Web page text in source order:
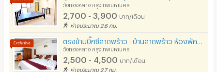
อนุญาตให้เลี้ยงสัตว์
อนุญาตให้สูบบุหรี่ในห้องพัก
โทรศัพท์สายตรง
ที่จอดรถ
วังทองหลาง กรุงเทพมหานคร
2,700 - 3,900 บาท/เดือน
ห่างประมาณ 2.6 กม.
วังทองหลาง กรุงเทพมหานคร
2,500 - 4,500 บาท/เดือน
ห่างประมาณ 2.7 กม.